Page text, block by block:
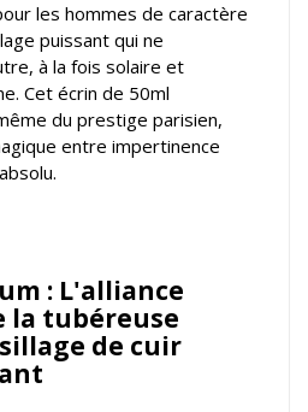
les hommes de caractère
puissant qui ne
à la fois solaire et
Cet écrin de 50ml
du prestige parisien,
entre impertinence
: L'alliance
la tubéreuse
de cuir